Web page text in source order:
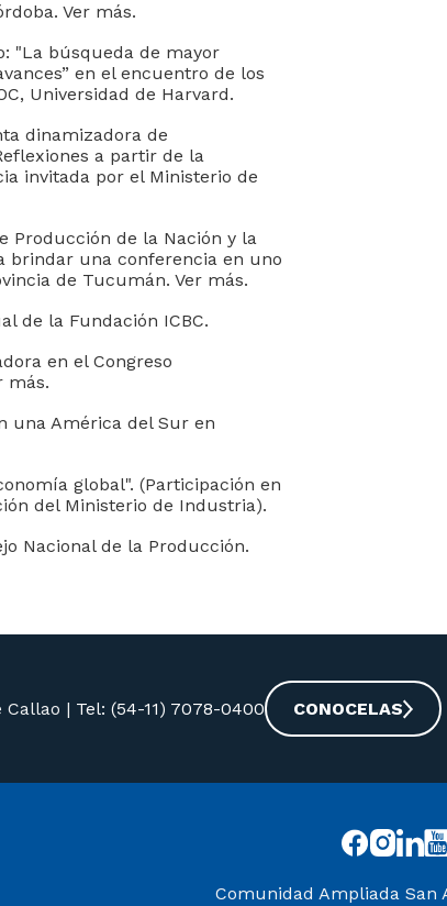
Ver más.
"La búsqueda de mayor
en el encuentro de los
Universidad de Harvard.
dinamizadora de
a partir de la
invitada por el Ministerio de
Producción de la Nación y la
brindar una conferencia en uno
de Tucumán. Ver más.
de la Fundación ICBC.
en el Congreso
más.
una América del Sur en
global". (Participación en
del Ministerio de Industria).
Nacional de la Producción.
Callao | Tel: (54-11) 7078-0400 CONOCELAS
Comunidad Ampliada San